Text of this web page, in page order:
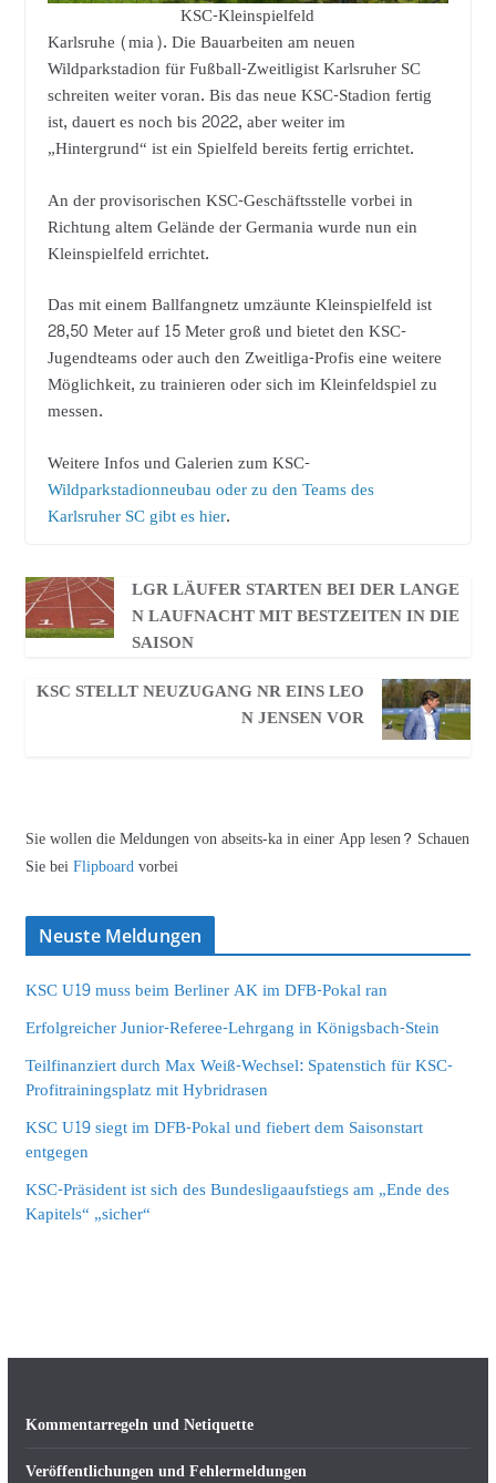
KSC-Kleinspielfeld
Karlsruhe (mia). Die Bauarbeiten am neuen
Wildparkstadion für Fußball-Zweitligist Karlsruher SC
schreiten weiter voran. Bis das neue KSC-Stadion fertig
ist, dauert es noch bis 2022, aber weiter im
„Hintergrund“ ist ein Spielfeld bereits fertig errichtet.
An der provisorischen KSC-Geschäftsstelle vorbei in
Richtung altem Gelände der Germania wurde nun ein
Kleinspielfeld errichtet.
Das mit einem Ballfangnetz umzäunte Kleinspielfeld ist
28,50 Meter auf 15 Meter groß und bietet den KSC-
Jugendteams oder auch den Zweitliga-Profis eine weitere
Möglichkeit, zu trainieren oder sich im Kleinfeldspiel zu
messen.
Weitere Infos und Galerien zum KSC-
Wildparkstadionneubau oder zu den Teams des
Karlsruher SC gibt es hier.
LGR LÄUFER STARTEN BEI DER LANGE
N LAUFNACHT MIT BESTZEITEN IN DIE
SAISON
KSC STELLT NEUZUGANG NR EINS LEO
N JENSEN VOR
Sie wollen die Meldungen von abseits-ka in einer App lesen? Schauen
Sie beiFlipboardvorbei
Neuste Meldungen
KSC U19 muss beim Berliner AK im DFB-Pokal ran
Erfolgreicher Junior-Referee-Lehrgang in Königsbach-Stein
Teilfinanziert durch Max Weiß-Wechsel: Spatenstich für KSC-
Profitrainingsplatz mit Hybridrasen
KSC U19 siegt im DFB-Pokal und fiebert dem Saisonstart
entgegen
KSC-Präsident ist sich des Bundesligaaufstiegs am „Ende des
Kapitels“ „sicher“
Kommentarregeln und Netiquette
Veröffentlichungen und Fehlermeldungen